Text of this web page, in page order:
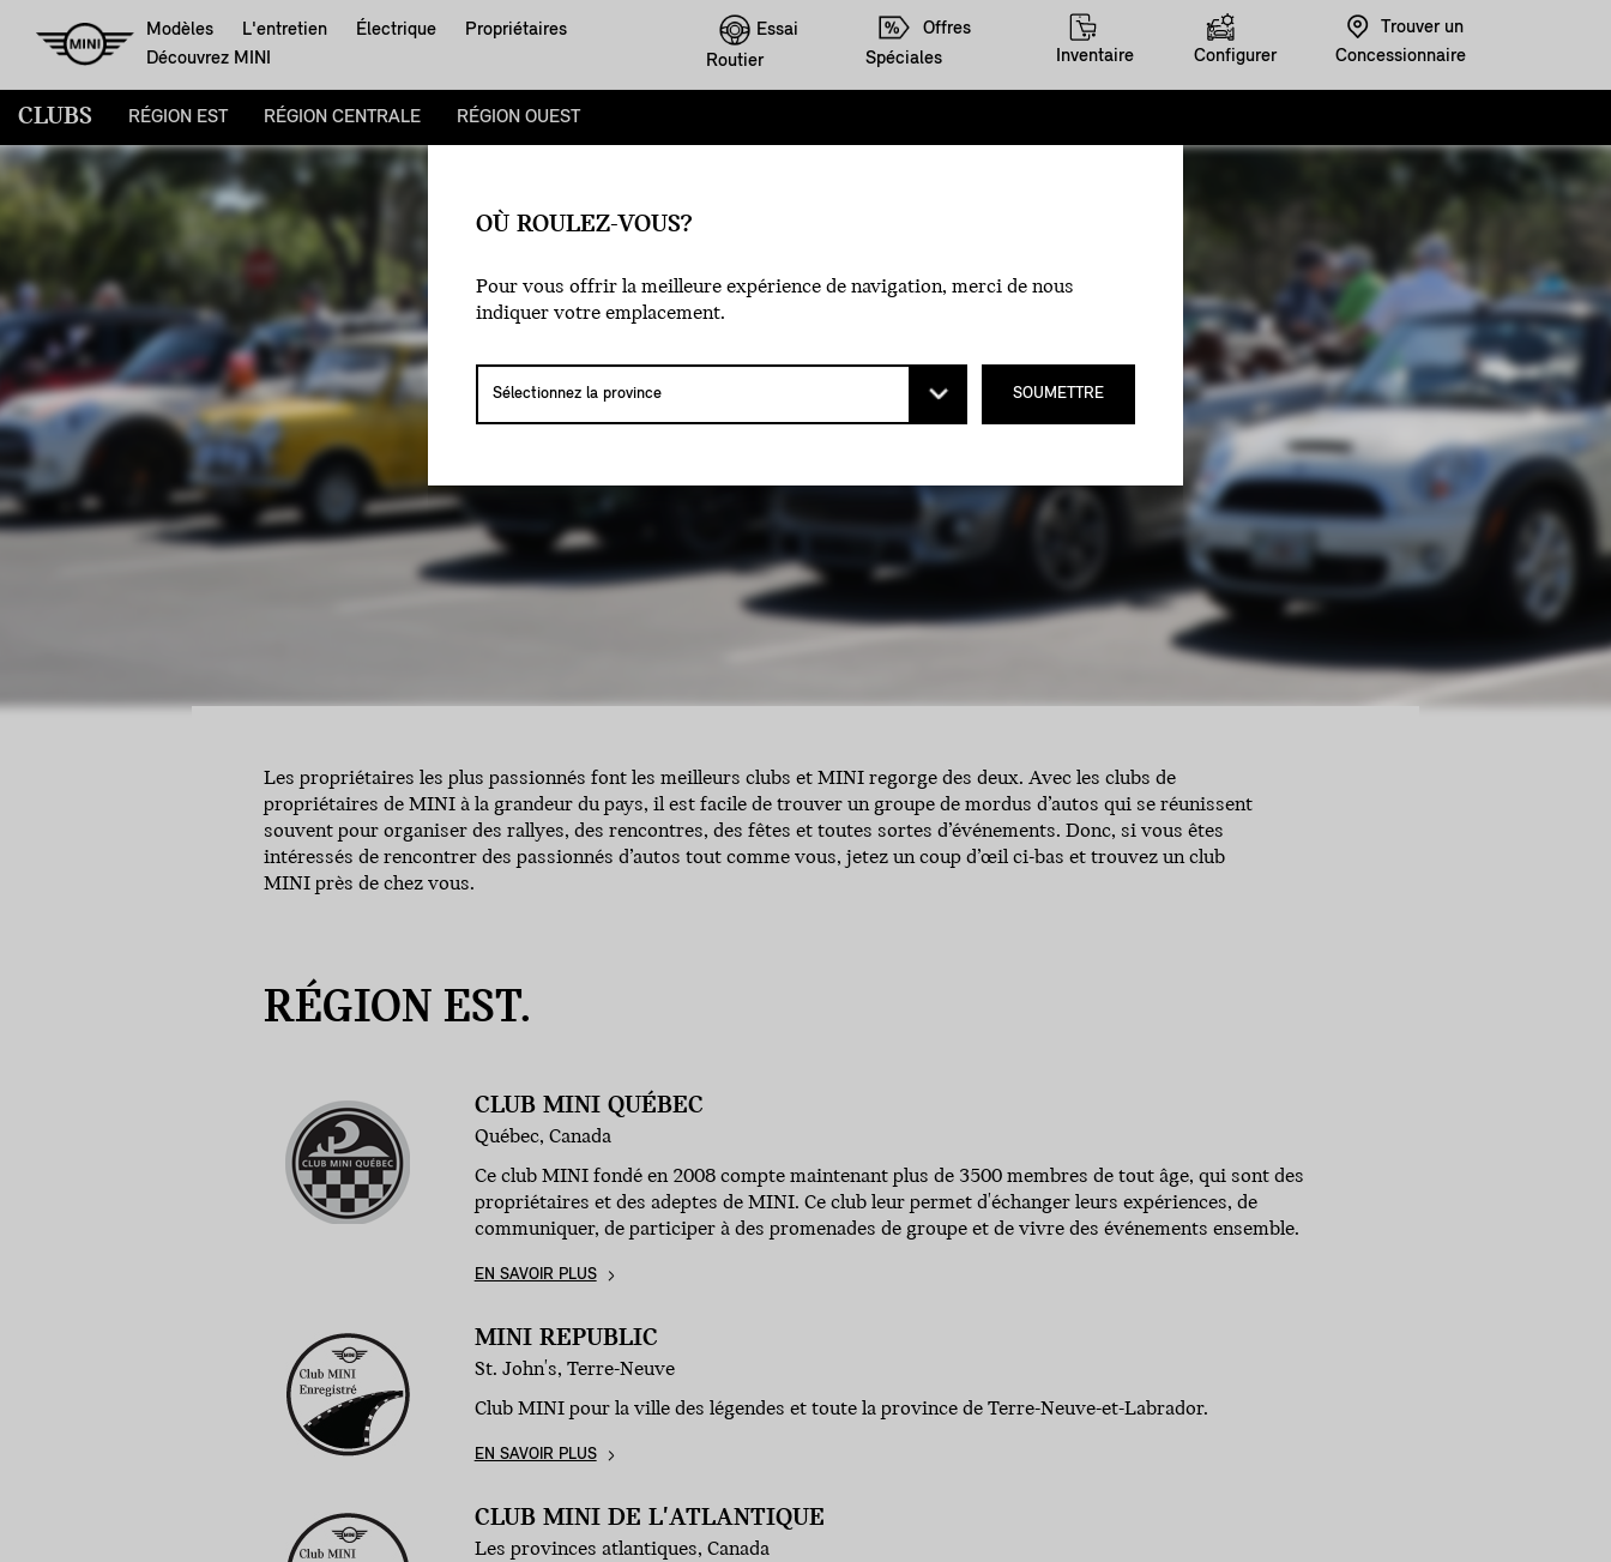
Modèles L'entretien Électrique
Propriétaires
Découvrez MINI
Essai
Routier
Offres
Spéciales
Inventaire Configurer
Trouver un
Concessionnaire
CLUBS RÉGION EST RÉGION CENTRALE RÉGION OUEST
CLUBS MINI
Les propriétaires les plus passionnés font les meilleurs clubs et MINI regorge des deux. Avec les clubs de
propriétaires de MINI à la grandeur du pays, il est facile de trouver un groupe de mordus d’autos qui se réunissent
souvent pour organiser des rallyes, des rencontres, des fêtes et toutes sortes d’événements. Donc, si vous êtes
intéressés de rencontrer des passionnés d’autos tout comme vous, jetez un coup d’œil ci-bas et trouvez un club
MINI près de chez vous.
RÉGION EST.
CLUB MINI QUÉBEC
Québec, Canada
Ce club MINI fondé en 2008 compte maintenant plus de 3500 membres de tout âge, qui sont des
propriétaires et des adeptes de MINI. Ce club leur permet d'échanger leurs expériences, de
communiquer, de participer à des promenades de groupe et de vivre des événements ensemble.
EN SAVOIR PLUS
MINI REPUBLIC
St. John's, Terre-Neuve
Club MINI pour la ville des légendes et toute la province de Terre-Neuve-et-Labrador.
EN SAVOIR PLUS
CLUB MINI DE L'ATLANTIQUE
Les provinces atlantiques, Canada
OÙ ROULEZ-VOUS?
Pour vous offrir la meilleure expérience de navigation, merci de nous
indiquer votre emplacement.
SOUMETTRE